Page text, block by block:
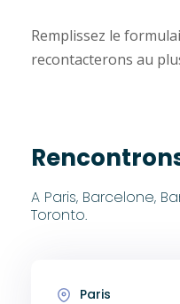
Remplissez le
recontacterons au
A Paris, Barcelone,
Toronto.
Paris